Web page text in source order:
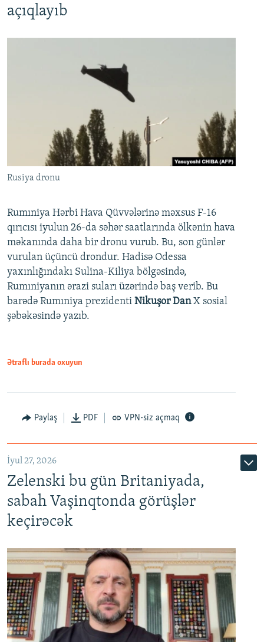
açıqlayıb
Rusiya dronu
Rumıniya Hərbi Hava Qüvvələrinə məxsus F-16
qırıcısı iyulun 26-da səhər saatlarında ölkənin hava
məkanında daha bir dronu vurub. Bu, son günlər
vurulan üçüncü drondur. Hadisə Odessa
yaxınlığındakı Sulina-Kiliya bölgəsində,
Rumıniyanın ərazi suları üzərində baş verib. Bu
barədə Rumıniya prezidenti Nikuşor DanX sosial
şəbəkəsində yazıb.
Ətraflı burada oxuyun
Paylaş PDF VPN-siz açmaq
İyul 27, 2026
Zelenski bu gün Britaniyada,
sabah Vaşinqtonda görüşlər
keçirəcək